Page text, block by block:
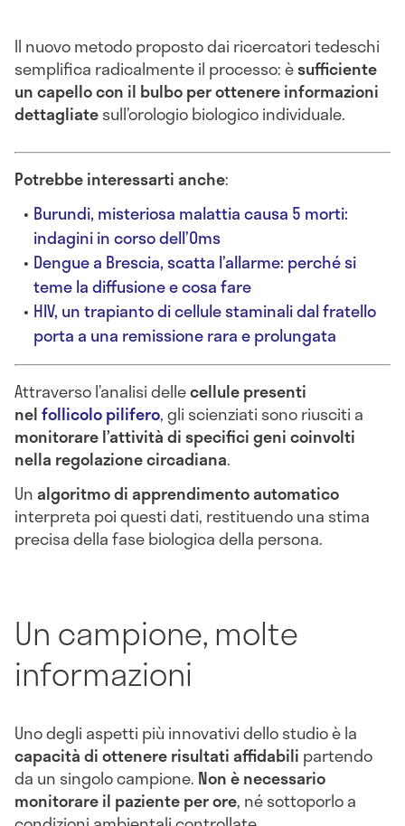
Il nuovo metodo proposto dai ricercatori tedeschi
semplifica radicalmente il processo: èsufficiente
un capello con il bulbo per ottenere informazioni
dettagliatesull’orologio biologico individuale.
Potrebbe interessarti anche:
Burundi, misteriosa malattia causa 5 morti:
indagini in corso dell’Oms
Dengue a Brescia, scatta l’allarme: perché si
teme la diffusione e cosa fare
HIV, un trapianto di cellule staminali dal fratello
porta a una remissione rara e prolungata
Attraverso l’analisi dellecellule presenti
nelfollicolo pilifero, gli scienziati sono riusciti a
monitorare l’attività di specifici geni coinvolti
nella regolazione circadiana.
Unalgoritmo di apprendimento automatico
interpreta poi questi dati, restituendo una stima
precisa della fase biologica della persona.
Un campione, molte
informazioni
Uno degli aspetti più innovativi dello studio è la
capacità di ottenere risultati affidabili partendo
da un singolo campione. Non è necessario
monitorare il paziente per ore, né sottoporlo a